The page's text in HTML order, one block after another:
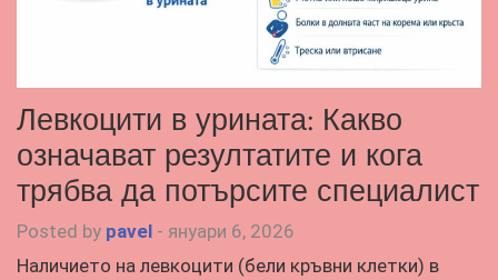
Левкоцити в урината: Какво
означават резултатите и кога
трябва да потърсите специалист
Posted by pavel - януари 6, 2026
Наличието на левкоцити (бели кръвни клетки) в